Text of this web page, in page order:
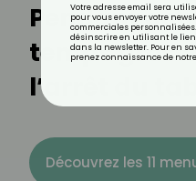
Pendant
temps
l’arrêt du
Découvrez les 11
Votre adresse email sera
pour vous envoyer votre
commerciales
désinscrire en utilisant le
dans la newsletter. Pour en
prenez connaissance de notre